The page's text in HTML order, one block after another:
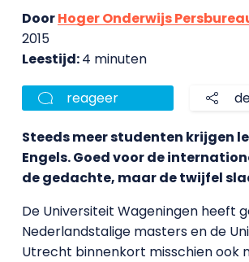
DoorHoger Onderwijs
2015
Leestijd:4 minuten
reageer
Steeds meer studenten krijgen
Engels. Goed voor de
de gedachte, maar de twijfel
De Universiteit Wageningen heeft
Nederlandstalige masters en de
Utrecht binnenkort misschien ook